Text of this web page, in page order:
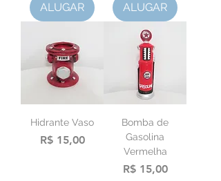
ALUGAR ALUGAR
Hidrante Vaso
Preço
R$ 15,00
Bomba de
Gasolina
Vermelha
Preço
R$ 15,00